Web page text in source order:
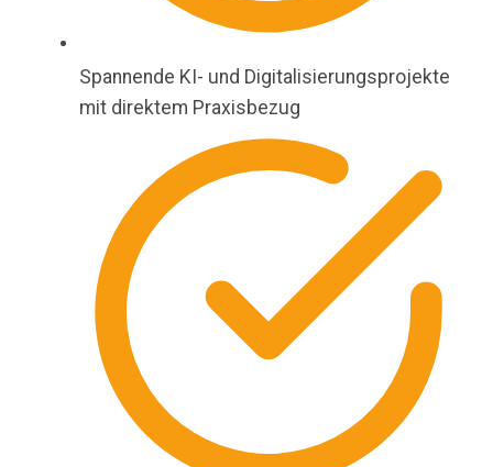
Spannende KI- und Digitalisierungsprojekte
mit direktem Praxisbezug